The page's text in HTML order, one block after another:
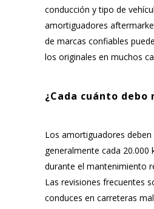
conducción y tipo de
amortiguadores
de marcas confiables
los originales en muchos
¿Cada cuánto debo
Los amortiguadores deben
generalmente cada 20.000
durante el mantenimiento
Las revisiones frecuentes
conduces en carreteras